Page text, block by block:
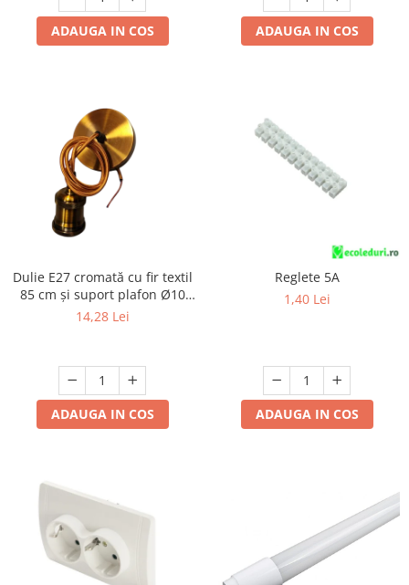
ADAUGA IN COS ADAUGA IN COS
Dulie E27 cromată cu fir textil
85 cm și suport plafon Ø10
cm, cu accesorii de montaj
14,28 Lei
ADAUGA IN COS
Reglete 5A
1,40 Lei
ADAUGA IN COS